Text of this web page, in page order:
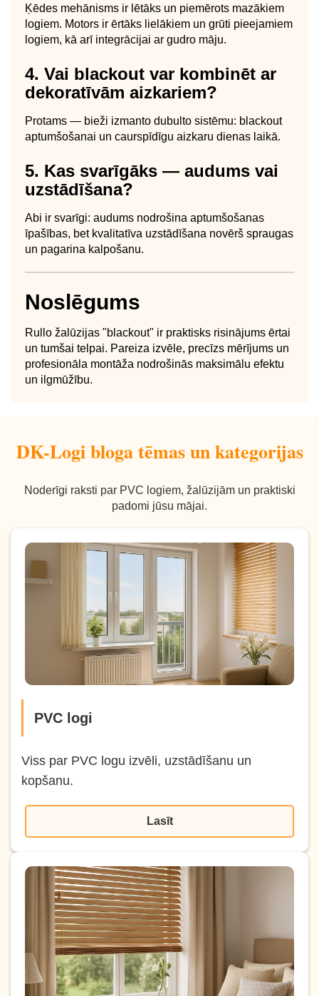
Ķēdes mehānisms ir lētāks un piemērots mazākiem
logiem. Motors ir ērtāks lielākiem un grūti pieejamiem
logiem, kā arī integrācijai ar gudro māju.
4. Vai blackout var kombinēt ar
dekoratīvām aizkariem?
Protams — bieži izmanto dubulto sistēmu: blackout
aptumšošanai un caurspīdīgu aizkaru dienas laikā.
5. Kas svarīgāks — audums vai
uzstādīšana?
Abi ir svarīgi: audums nodrošina aptumšošanas
īpašības, bet kvalitatīva uzstādīšana novērš spraugas
un pagarina kalpošanu.
Noslēgums
Rullo žalūzijas "blackout" ir praktisks risinājums ērtai
un tumšai telpai. Pareiza izvēle, precīzs mērījums un
profesionāla montāža nodrošinās maksimālu efektu
un ilgmūžību.
DK-Logi bloga tēmas un kategorijas
Noderīgi raksti par PVC logiem, žalūzijām un praktiski
padomi jūsu mājai.
PVC logi
Viss par PVC logu izvēli, uzstādīšanu un
kopšanu.
Lasīt